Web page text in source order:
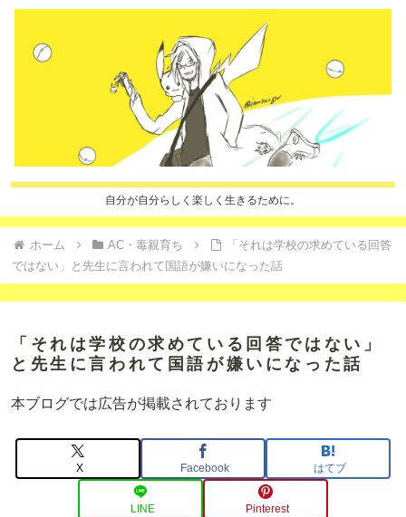
自分が自分らしく楽しく生きるために。
ホーム AC・毒親育ち
「それは学校の求めている回答
ではない」と先生に言われて国語が嫌いになった話
「それは学校の求めている回答ではない」
と先生に言われて国語が嫌いになった話
本ブログでは広告が掲載されております
X Facebook はてブ
LINE Pinterest